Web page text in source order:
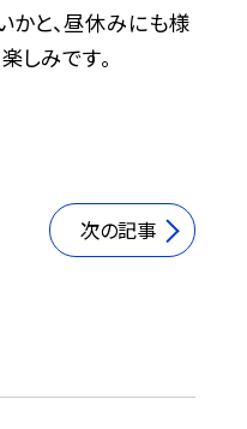
かと、昼休みにも様
しみです。
次の記事